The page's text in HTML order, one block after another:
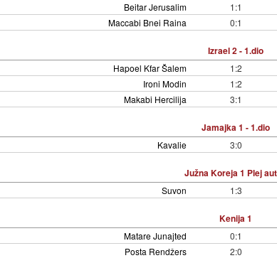
Beitar Jerusalim
1:1
Maccabi Bnei Raina
0:1
Izrael 2 - 1.dio
Hapoel Kfar Šalem 1:2
Ironi Modin
1:2
Makabi Hercilija
3:1
Jamajka 1 - 1.dio
Kavalie 3:0
Južna Koreja 1 Plej
Suvon 1:3
Kenija 1
Matare Junajted 0:1
Posta Rendžers
2:0